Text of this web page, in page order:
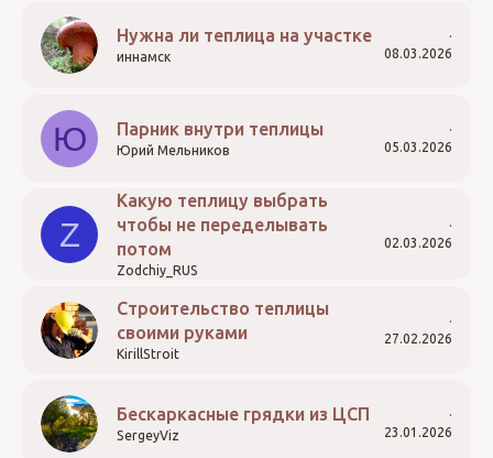
Нужна ли теплица на участке
иннамск 08.03.2026
Ю Парник внутри теплицы
Юрий Мельников 05.03.2026
Z
Какую теплицу выбрать
чтобы не переделывать
потом
Zodchiy_RUS
02.03.2026
Строительство теплицы
своими руками
KirillStroit
27.02.2026
Бескаркасные грядки из ЦСП
SergeyViz 23.01.2026